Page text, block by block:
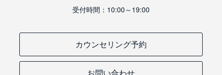
受付時間：10:00～19:00
カウンセリング予約
お問い合わせ